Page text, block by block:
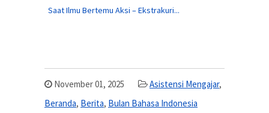
Saat Ilmu Bertemu Aksi – Ekstrakuri...
November 01, 2025 Asistensi Mengajar,
Beranda, Berita, Bulan Bahasa Indonesia